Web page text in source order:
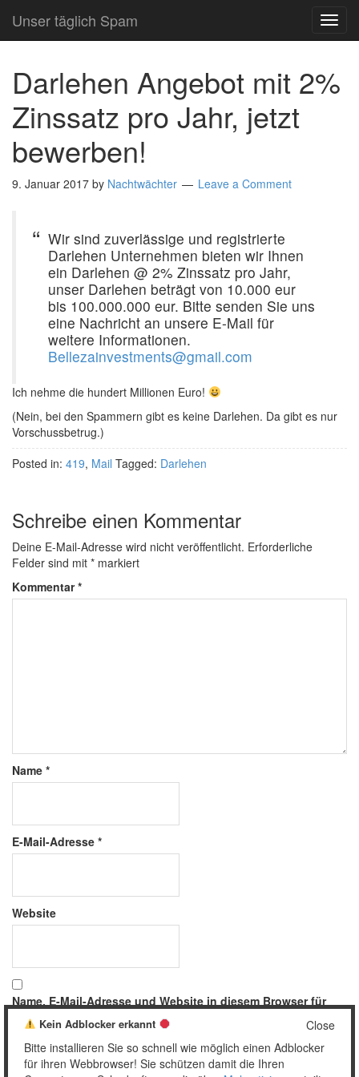
Unser täglich Spam
Darlehen Angebot mit 2%
Zinssatz pro Jahr, jetzt
bewerben!
9. Januar 2017 by Nachtwächter Leave a Comment
Wir sind zuverlässige und registrierte
Darlehen Unternehmen bieten wir Ihnen
ein Darlehen @ 2% Zinssatz pro Jahr,
unser Darlehen beträgt von 10.000 eur
bis 100.000.000 eur. Bitte senden Sie uns
eine Nachricht an unsere E-Mail für
weitere Informationen.
Bellezainvestments@gmail.com
Ich nehme die hundert Millionen Euro!
(Nein, bei den Spammern gibt es keine Darlehen. Da gibt es nur
Vorschussbetrug.)
Posted in: 419, Mail Tagged: Darlehen
Schreibe einen Kommentar
Deine E-Mail-Adresse wird nicht veröffentlicht. Erforderliche
Felder sind mit * markiert
Kommentar*
Name *
E-Mail-Adresse *
Website
Name, E-Mail-Adresse und Website in diesem Browser für
meinen nächsten Kommentar speichern.
Close
Kein Adblocker erkannt
Bitte installieren Sie so schnell wie möglich einen Adblocker
für ihren Webbrowser! Sie schützen damit die Ihren